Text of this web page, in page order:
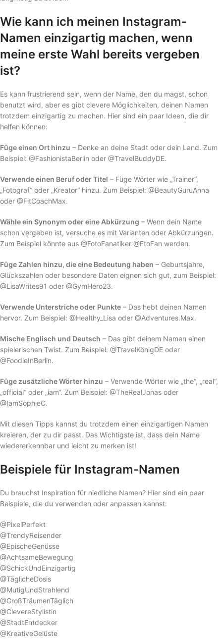
Wie kann ich meinen Instagram-
Namen einzigartig machen, wenn
meine erste Wahl bereits vergeben
ist?
Es kann frustrierend sein, wenn der Name, den du magst, schon
benutzt wird, aber es gibt clevere Möglichkeiten, deinen Namen
trotzdem einzigartig zu machen. Hier sind ein paar Ideen, die dir
helfen können:
Füge einen Ort hinzu – Denke an deine Stadt oder dein Land. Zum
Beispiel: @FashionistaBerlin oder @TravelBuddyDE.
Verwende einen Beruf oder Titel – Füge Wörter wie „Trainer“,
„Fotograf“ oder „Kreator“ hinzu. Zum Beispiel: @BeautyGuruAnna
oder @FitCoachMax.
Wähle ein Synonym oder eine Abkürzung – Wenn dein Name
schon vergeben ist, versuche es mit Varianten oder Abkürzungen.
Zum Beispiel könnte aus @FotoFanatiker @FtoFan werden.
Füge Zahlen hinzu, die eine Bedeutung haben – Geburtsjahre,
Glückszahlen oder besondere Daten eignen sich gut, zum Beispiel:
@LisaWrites91 oder @GymHero23.
Verwende Unterstriche oder Punkte – Das hebt deinen Namen
hervor. Zum Beispiel: @Healthy_Lisa oder @Adventures.Max.
Mische Englisch und Deutsch – Das gibt deinem Namen einen
spielerischen Twist. Zum Beispiel: @TravelKönigDE oder
@FoodieInBerlin.
Füge zusätzliche Wörter hinzu – Verwende Wörter wie „the“, „real“,
„official“ oder „iam“. Zum Beispiel: @TheRealJonas oder
@IamSophieC.
Mit diesen Tipps kannst du trotzdem einen einzigartigen Namen
kreieren, der zu dir passt. Das Wichtigste ist, dass dein Name
wiedererkennbar und leicht zu merken ist!
Beispiele für Instagram-Namen
Du brauchst Inspiration für niedliche Namen? Hier sind ein paar
Beispiele, die du verwenden oder anpassen kannst:
@PixelPerfekt
@TrendyReisender
@EpischeGenüsse
@AchtsameBewegung
@SchickUndEinzigartig
@TäglicheDosis
@MutigUndStrahlend
@GroßTräumenTäglich
@ClevereStylistin
@StadtEntdecker
@KreativeGelüste